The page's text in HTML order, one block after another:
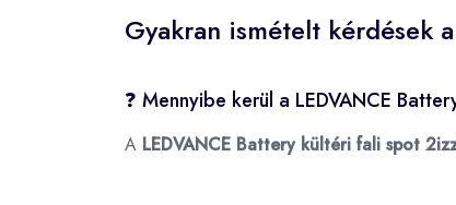
Gyakran ismételt kérdések
❓ Mennyibe kerül a LEDVANCE
A LEDVANCE Battery kültéri fali spot